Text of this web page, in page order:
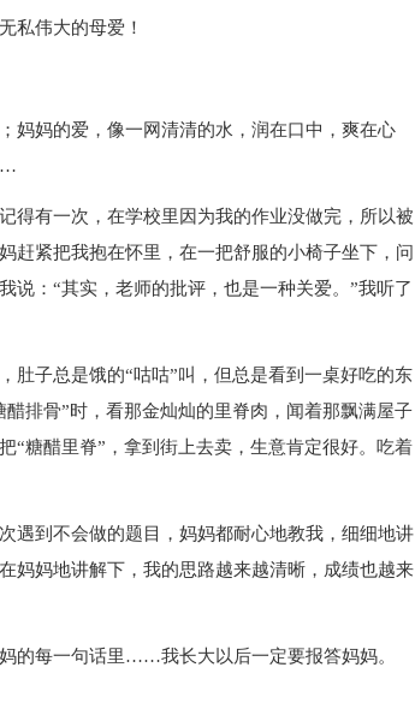
伟大的母爱！
妈的爱，像一网清清的水，润在口中，爽在心
有一次，在学校里因为我的作业没做完，所以被
赶紧把我抱在怀里，在一把舒服的小椅子坐下，问
说：“其实，老师的批评，也是一种关爱。”我听了
子总是饿的“咕咕”叫，但总是看到一桌好吃的东
排骨”时，看那金灿灿的里脊肉，闻着那飘满屋子
“糖醋里脊”，拿到街上去卖，生意肯定很好。吃着
到不会做的题目，妈妈都耐心地教我，细细地讲
妈妈地讲解下，我的思路越来越清晰，成绩也越来
每一句话里……我长大以后一定要报答妈妈。